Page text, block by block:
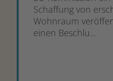
Schaffung von
Wohnraum
einen Beschlu...